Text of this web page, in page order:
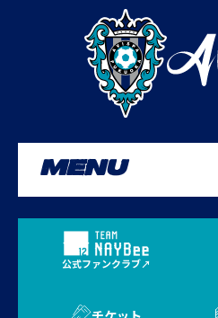
MENU
公式ファンクラブ